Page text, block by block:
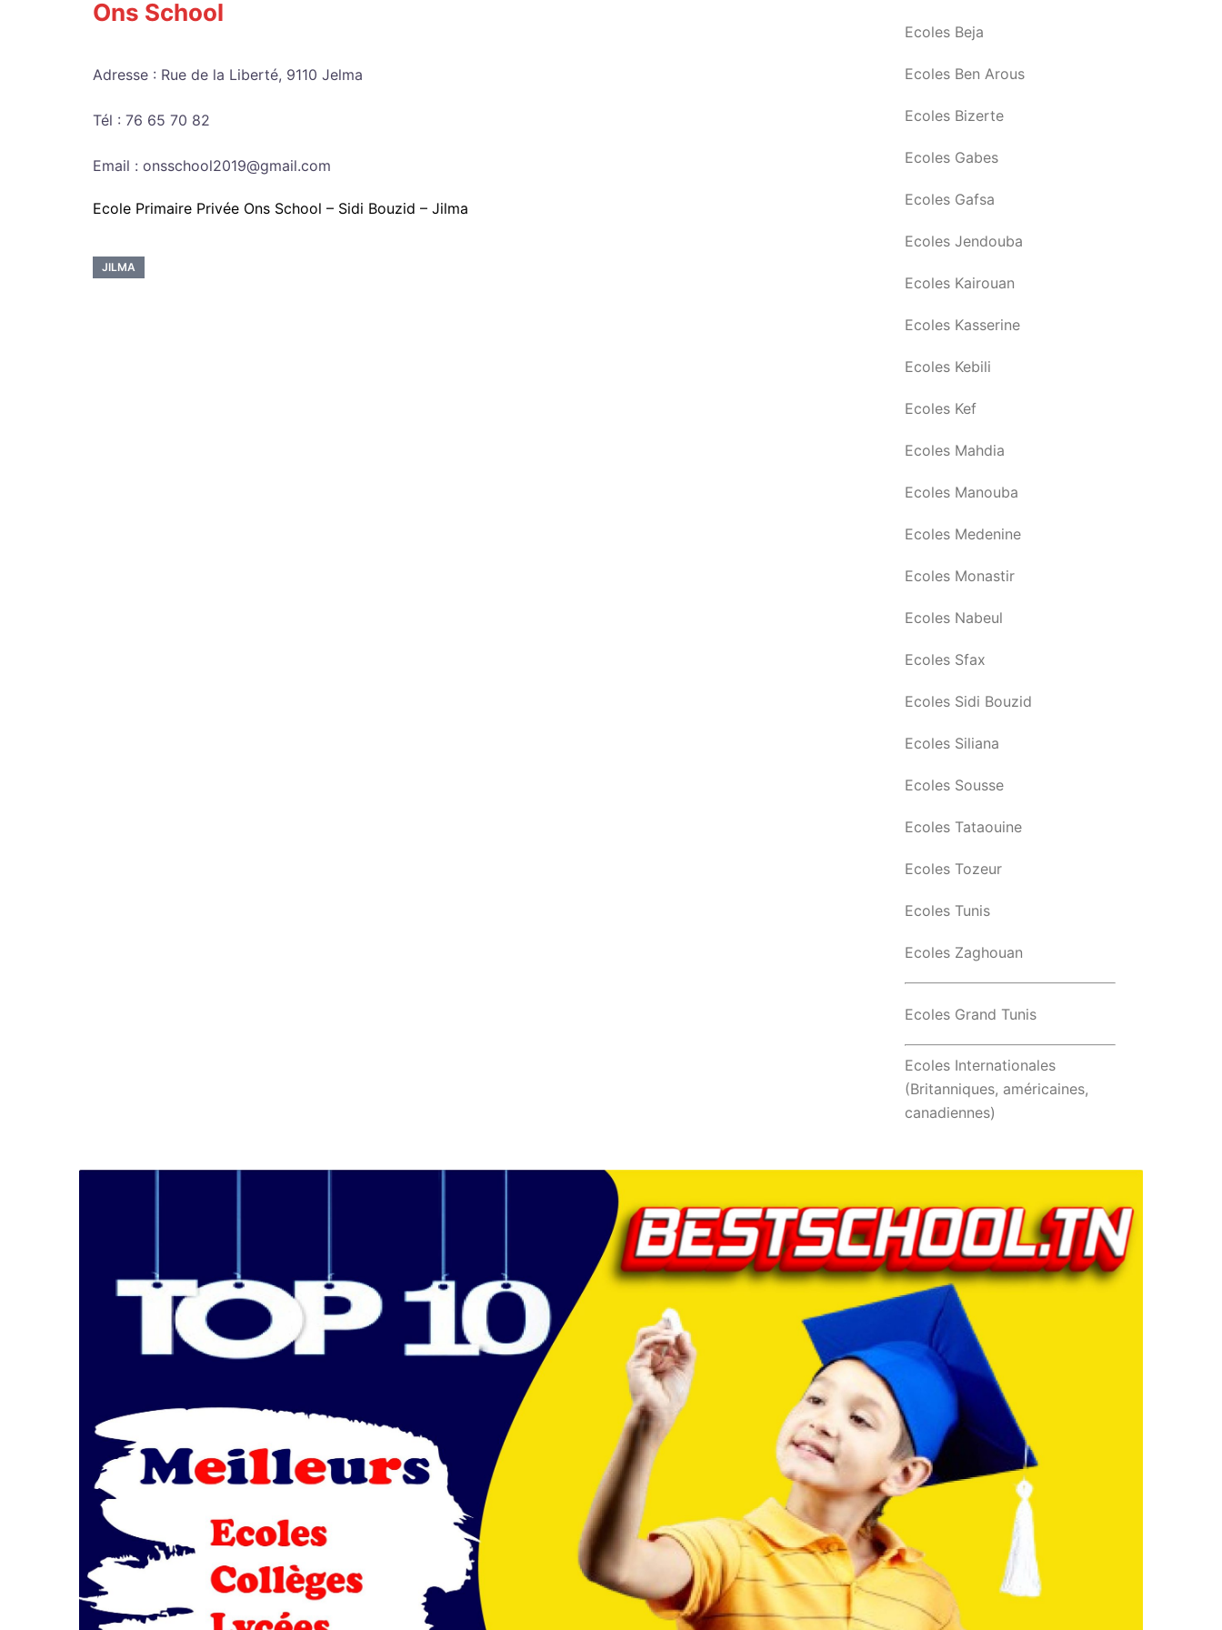
Ons School
Adresse : Rue de la Liberté, 9110 Jelma
Tél : 76 65 70 82
Email : onsschool2019@gmail.com
Ecole Primaire Privée Ons School – Sidi Bouzid – Jilma
JILMA
Ecoles Beja
Ecoles Ben Arous
Ecoles Bizerte
Ecoles Gabes
Ecoles Gafsa
Ecoles Jendouba
Ecoles Kairouan
Ecoles Kasserine
Ecoles Kebili
Ecoles Kef
Ecoles Mahdia
Ecoles Manouba
Ecoles Medenine
Ecoles Monastir
Ecoles Nabeul
Ecoles Sfax
Ecoles Sidi Bouzid
Ecoles Siliana
Ecoles Sousse
Ecoles Tataouine
Ecoles Tozeur
Ecoles Tunis
Ecoles Zaghouan
Ecoles Grand Tunis
Ecoles Internationales
(Britanniques, américaines,
canadiennes)